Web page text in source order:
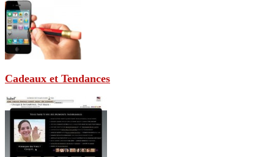
Cadeaux et Tendances